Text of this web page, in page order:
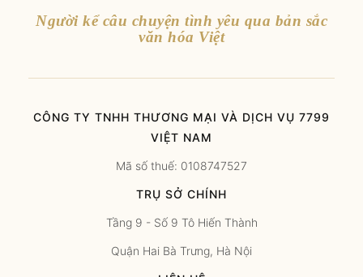
Người kể câu chuyện tình yêu qua bản sắc
văn hóa Việt
CÔNG TY TNHH THƯƠNG MẠI VÀ DỊCH VỤ 7799
VIỆT NAM
Mã số thuế: 0108747527
TRỤ SỞ CHÍNH
Tầng 9 - Số 9 Tô Hiến Thành
Quận Hai Bà Trưng, Hà Nội